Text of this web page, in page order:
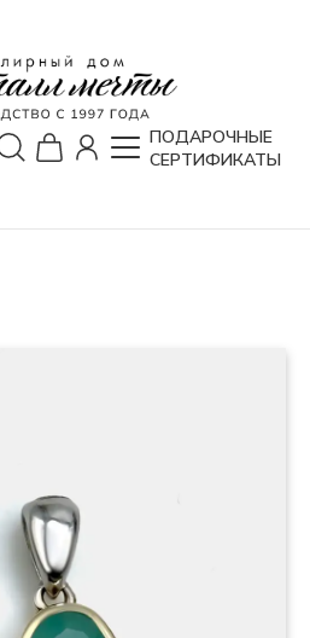
ПОДАРОЧНЫЕ
СЕРТИФИКАТЫ